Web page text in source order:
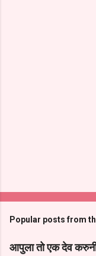
Popular posts from
आपुला तो एक देव करुनी